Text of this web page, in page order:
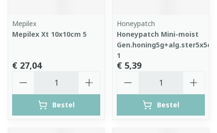
Mepilex
Mepilex Xt 10x10cm 5
€ 27,04
Bestel
Honeypatch
Honeypatch Mini-moist
1
€ 5,39
Bestel